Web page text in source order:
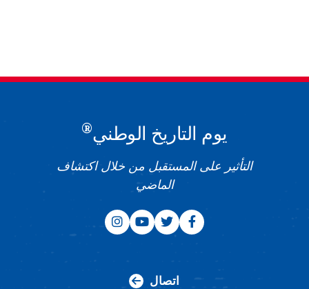
يوم التاريخ الوطني®
التأثير على المستقبل من خلال اكتشاف
الماضي
اتصال